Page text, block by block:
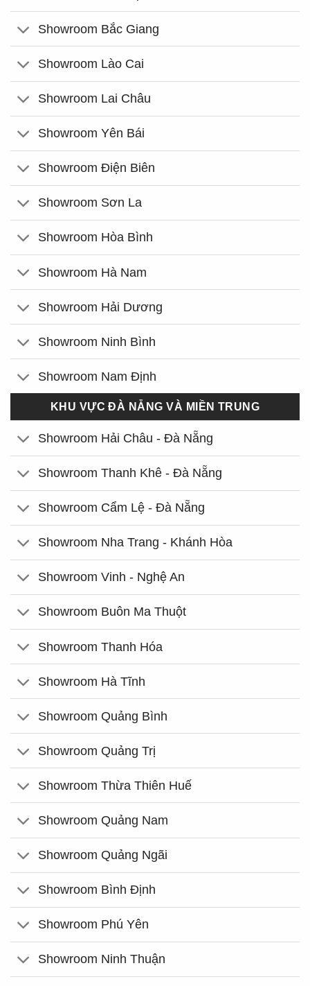
Showroom Bắc Giang
Showroom Lào Cai
Showroom Lai Châu
Showroom Yên Bái
Showroom Điện Biên
Showroom Sơn La
Showroom Hòa Bình
Showroom Hà Nam
Showroom Hải Dương
Showroom Ninh Bình
Showroom Nam Định
KHU VỰC ĐÀ NẴNG VÀ MIỀN TRUNG
Showroom Hải Châu - Đà Nẵng
Showroom Thanh Khê - Đà Nẵng
Showroom Cẩm Lệ - Đà Nẵng
Showroom Nha Trang - Khánh Hòa
Showroom Vinh - Nghệ An
Showroom Buôn Ma Thuột
Showroom Thanh Hóa
Showroom Hà Tĩnh
Showroom Quảng Bình
Showroom Quảng Trị
Showroom Thừa Thiên Huế
Showroom Quảng Nam
Showroom Quảng Ngãi
Showroom Bình Định
Showroom Phú Yên
Showroom Ninh Thuận